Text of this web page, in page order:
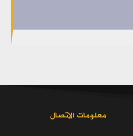
معلومات الاتصال